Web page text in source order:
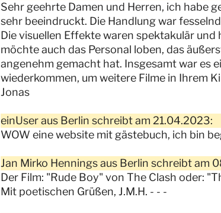
Sehr geehrte Damen und Herren, ich habe
sehr beeindruckt. Die Handlung war
Die visuellen Effekte waren spektakulär
möchte auch das Personal loben, das
angenehm gemacht hat. Insgesamt war es
wiederkommen, um weitere Filme in Ihrem
Jonas
einUser aus Berlin schreibt am 21.04.2023:
WOW eine website mit gästebuch, ich bin
Jan Mirko Hennings aus Berlin schreibt am
Der Film: "Rude Boy" von The Clash oder:
Mit poetischen Grüßen, J.M.H. - - -